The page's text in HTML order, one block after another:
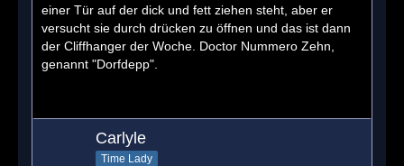
einer Tür auf der dick und fett ziehen steht, aber er
versucht sie durch drücken zu öffnen und das ist dann
der Cliffhanger der Woche. Doctor Nummero Zehn,
genannt "Dorfdepp".
Carlyle
Time Lady